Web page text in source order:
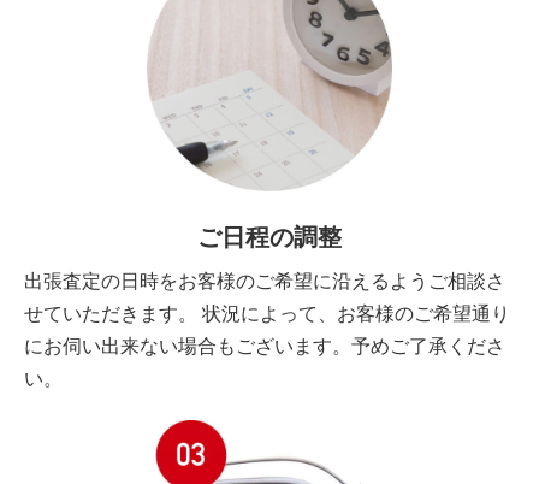
ご日程の調整
出張査定の日時をお客様のご希望に沿えるようご相談さ
せていただきます。 状況によって、お客様のご希望通り
にお伺い出来ない場合もございます。予めご了承くださ
い。